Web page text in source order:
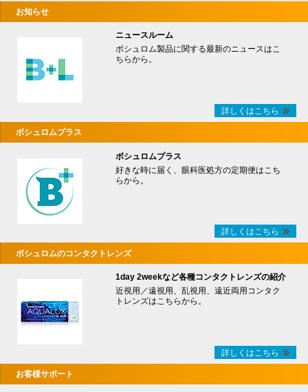
お知らせ
ニュースルーム
ボシュロム製品に関する最新のニュースはこ
ちらから。
詳しくはこちら
ボシュロムプラス
ボシュロムプラス
好きな時に届く、眼科医処方の定期便はこち
らから。
詳しくはこちら
ボシュロムのコンタクトレンズ
1day 2weekなど各種コンタクトレンズの紹介
近視用／遠視用、乱視用、遠近両用コンタク
トレンズはこちらから。
詳しくはこちら
お客様サポート